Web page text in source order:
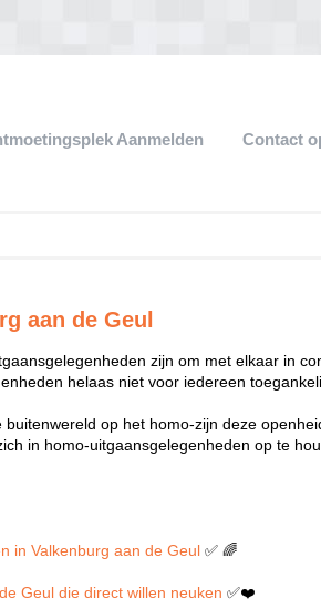
Aanmelden Contact
aan de Geul
zijn om met elkaar in
helaas niet voor iedereen
op het homo-zijn deze
in homo-uitgaansgelegenheden op te
in Valkenburg aan de Geul ✅ 🌈
Geul die direct willen neuken✅❤️